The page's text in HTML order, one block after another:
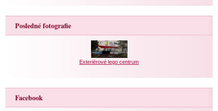
Posledné fotografie
Exteriérové lego centrum
Facebook